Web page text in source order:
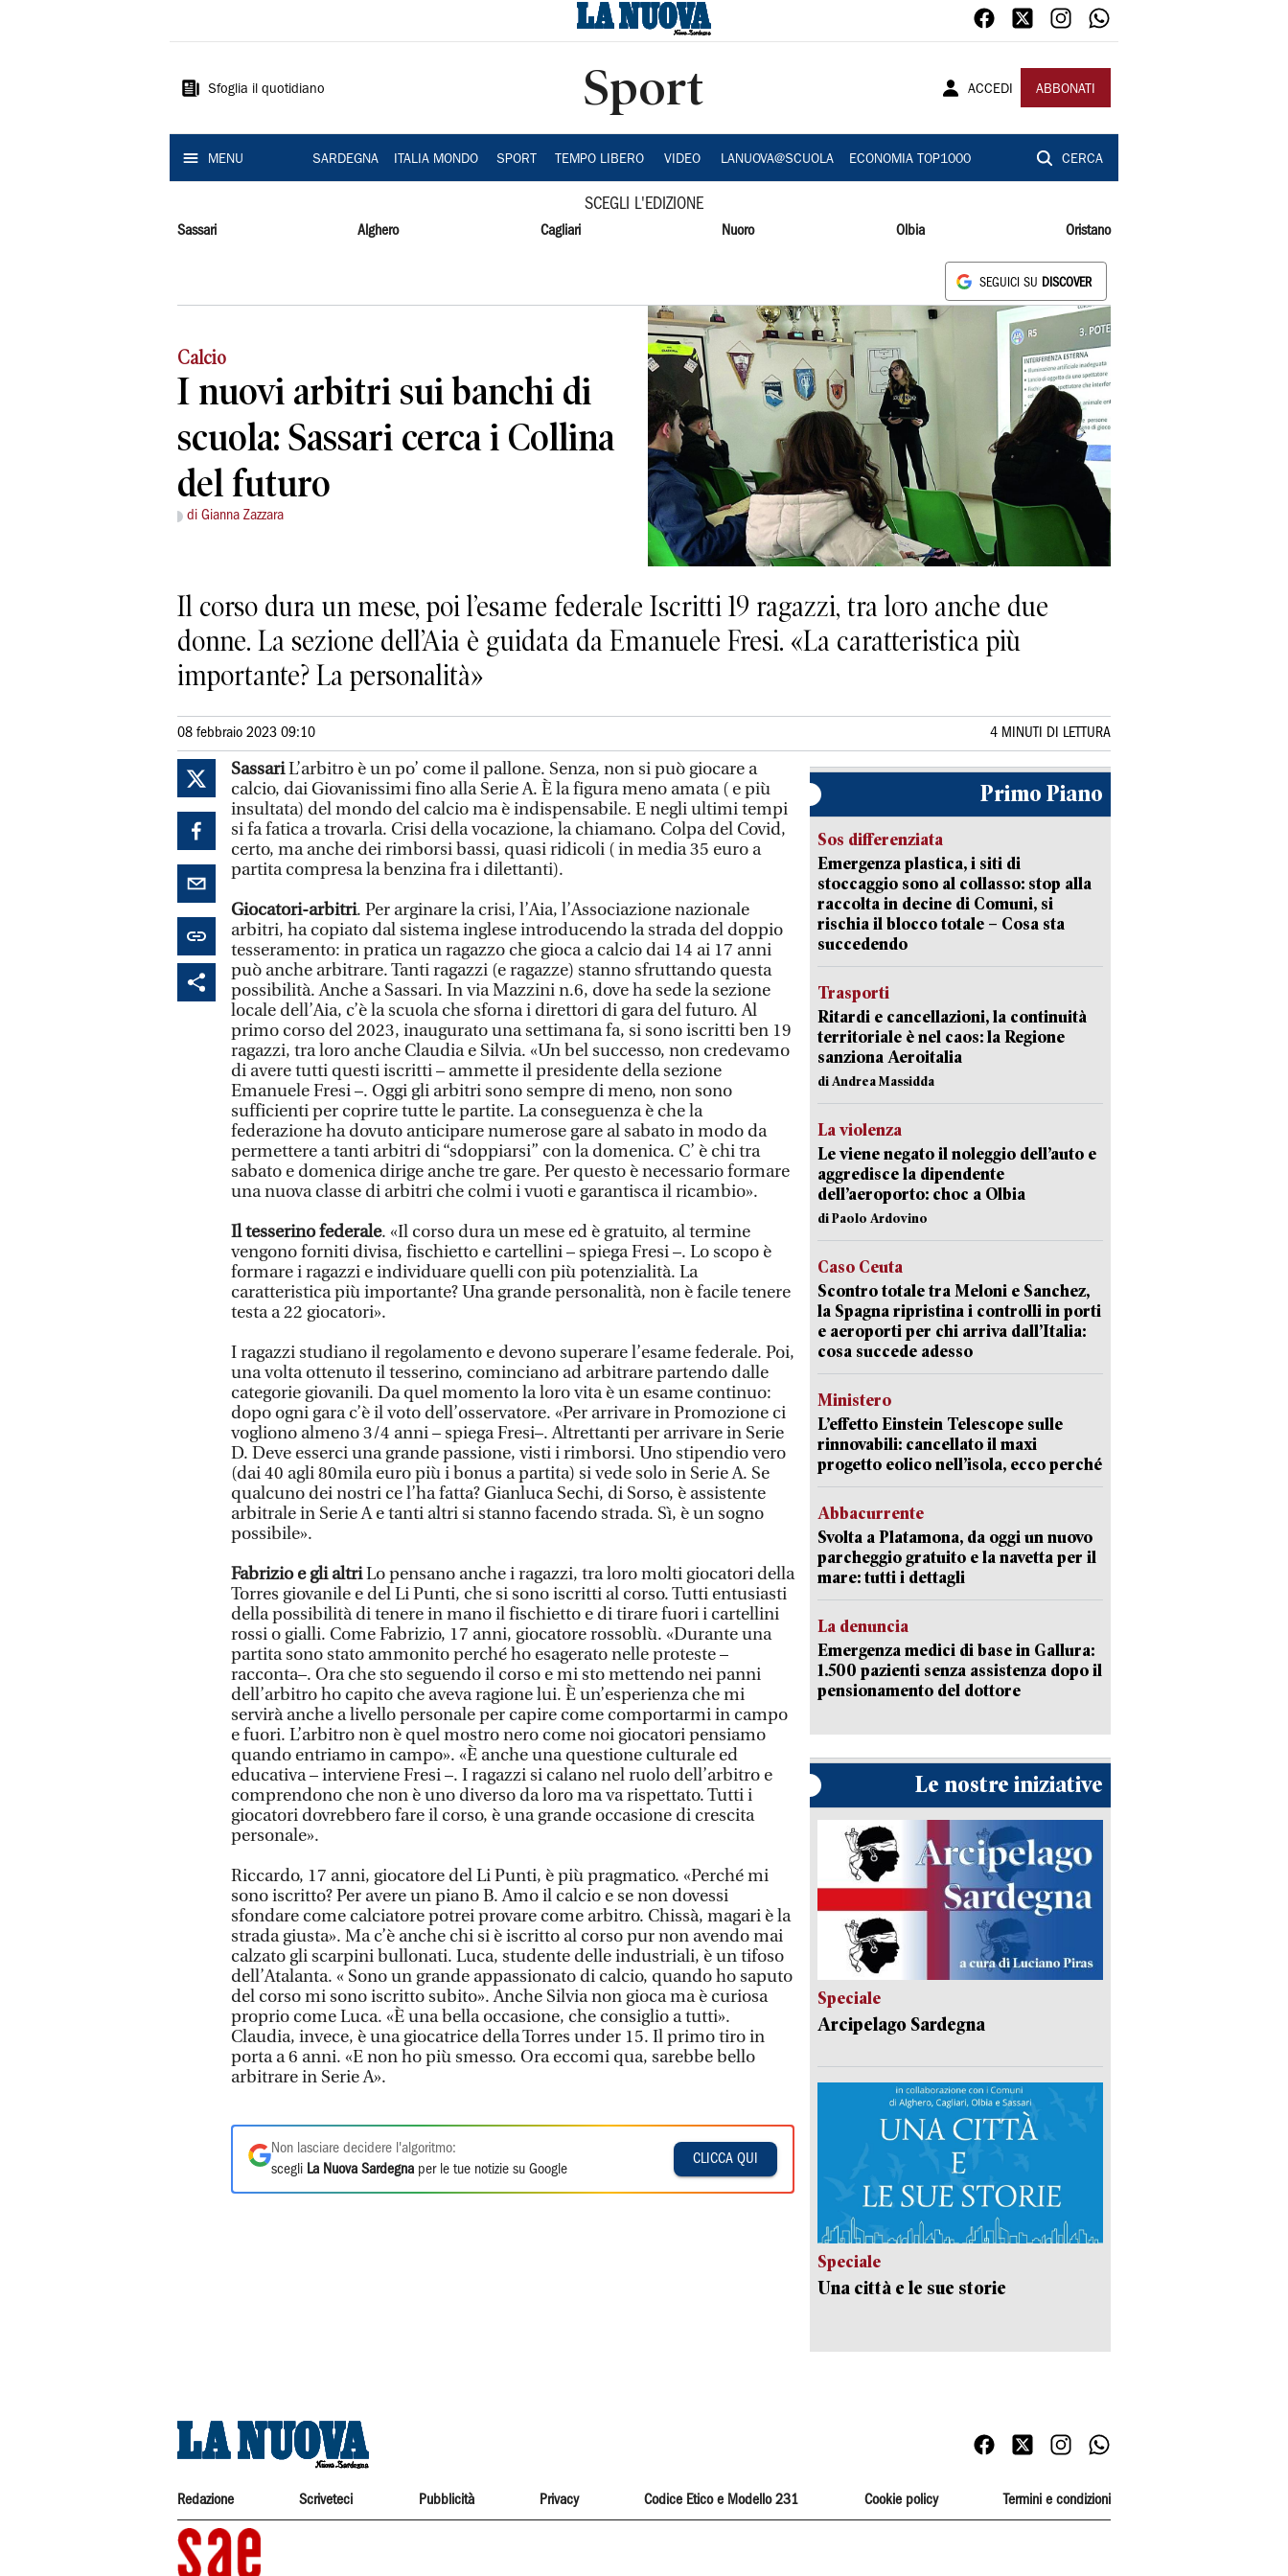
Sardegna
Sfoglia il quotidiano Sport ACCEDI ABBONATI
MENU SARDEGNA ITALIA MONDO SPORT TEMPO LIBERO VIDEO LANUOVA@SCUOLA ECONOMIA TOP1000 CERCA
SCEGLI L'EDIZIONE
Sassari Alghero Cagliari Nuoro Olbia Oristano
SEGUICI SU DISCOVER
Calcio
I nuovi arbitri sui banchi di
scuola: Sassari cerca i Collina
del futuro
di Gianna Zazzara
Il corso dura un mese, poi l’esame federale Iscritti 19 ragazzi, tra loro anche due
donne. La sezione dell’Aia è guidata da Emanuele Fresi. «La caratteristica più
importante? La personalità»
08 febbraio 2023 09:10 4 MINUTI DI LETTURA
SassariL’arbitro è un po’ come il pallone. Senza, non si può giocare a
calcio, dai Giovanissimi fino alla Serie A. È la figura meno amata ( e più
insultata) del mondo del calcio ma è indispensabile. E negli ultimi tempi
si fa fatica a trovarla. Crisi della vocazione, la chiamano. Colpa del Covid,
certo, ma anche dei rimborsi bassi, quasi ridicoli ( in media 35 euro a
partita compresa la benzina fra i dilettanti).
Giocatori-arbitri. Per arginare la crisi, l’Aia, l’Associazione nazionale
arbitri, ha copiato dal sistema inglese introducendo la strada del doppio
tesseramento: in pratica un ragazzo che gioca a calcio dai 14 ai 17 anni
può anche arbitrare. Tanti ragazzi (e ragazze) stanno sfruttando questa
possibilità. Anche a Sassari. In via Mazzini n.6, dove ha sede la sezione
locale dell’Aia, c’è la scuola che sforna i direttori di gara del futuro. Al
primo corso del 2023, inaugurato una settimana fa, si sono iscritti ben 19
ragazzi, tra loro anche Claudia e Silvia. «Un bel successo, non credevamo
di avere tutti questi iscritti – ammette il presidente della sezione
Emanuele Fresi –. Oggi gli arbitri sono sempre di meno, non sono
sufficienti per coprire tutte le partite. La conseguenza è che la
federazione ha dovuto anticipare numerose gare al sabato in modo da
permettere a tanti arbitri di “sdoppiarsi” con la domenica. C’ è chi tra
sabato e domenica dirige anche tre gare. Per questo è necessario formare
una nuova classe di arbitri che colmi i vuoti e garantisca il ricambio».
Iltesserino federale. «Il corso dura un mese ed è gratuito, al termine
vengono forniti divisa, fischietto e cartellini – spiega Fresi –. Lo scopo è
formare i ragazzi e individuare quelli con più potenzialità. La
caratteristica più importante? Una grande personalità, non è facile tenere
testa a 22 giocatori».
I ragazzi studiano il regolamento e devono superare l’esame federale. Poi,
una volta ottenuto il tesserino, cominciano ad arbitrare partendo dalle
categorie giovanili. Da quel momento la loro vita è un esame continuo:
dopo ogni gara c’è il voto dell’osservatore. «Per arrivare in Promozione ci
vogliono almeno 3/4 anni – spiega Fresi–. Altrettanti per arrivare in Serie
D. Deve esserci una grande passione, visti i rimborsi. Uno stipendio vero
(dai 40 agli 80mila euro più i bonus a partita) si vede solo in Serie A. Se
qualcuno dei nostri ce l’ha fatta? Gianluca Sechi, di Sorso, è assistente
arbitrale in Serie A e tanti altri si stanno facendo strada. Sì, è un sogno
possibile».
Fabrizio e gli altriLo pensano anche i ragazzi, tra loro molti giocatori della
Torres giovanile e del Li Punti, che si sono iscritti al corso. Tutti entusiasti
della possibilità di tenere in mano il fischietto e di tirare fuori i cartellini
rossi o gialli. Come Fabrizio, 17 anni, giocatore rossoblù. «Durante una
partita sono stato ammonito perché ho esagerato nelle proteste –
racconta–. Ora che sto seguendo il corso e mi sto mettendo nei panni
dell’arbitro ho capito che aveva ragione lui. È un’esperienza che mi
servirà anche a livello personale per capire come comportarmi in campo
e fuori. L’arbitro non è quel mostro nero come noi giocatori pensiamo
quando entriamo in campo». «È anche una questione culturale ed
educativa – interviene Fresi –. I ragazzi si calano nel ruolo dell’arbitro e
comprendono che non è uno diverso da loro ma va rispettato. Tutti i
giocatori dovrebbero fare il corso, è una grande occasione di crescita
personale».
Riccardo, 17 anni, giocatore del Li Punti, è più pragmatico. «Perché mi
sono iscritto? Per avere un piano B. Amo il calcio e se non dovessi
sfondare come calciatore potrei provare come arbitro. Chissà, magari è la
strada giusta». Ma c’è anche chi si è iscritto al corso pur non avendo mai
calzato gli scarpini bullonati. Luca, studente delle industriali, è un tifoso
dell’Atalanta. « Sono un grande appassionato di calcio, quando ho saputo
del corso mi sono iscritto subito». Anche Silvia non gioca ma è curiosa
proprio come Luca. «È una bella occasione, che consiglio a tutti».
Claudia, invece, è una giocatrice della Torres under 15. Il primo tiro in
porta a 6 anni. «E non ho più smesso. Ora eccomi qua, sarebbe bello
arbitrare in Serie A».
Non lasciare decidere l'algoritmo:
scegli La Nuova Sardegna per le tue notizie su Google
CLICCA QUI
Primo Piano
Sos differenziata
Emergenza plastica, i siti di
stoccaggio sono al collasso: stop alla
raccolta in decine di Comuni, si
rischia il blocco totale – Cosa sta
succedendo
Trasporti
Ritardi e cancellazioni, la continuità
territoriale è nel caos: la Regione
sanziona Aeroitalia
di Andrea Massidda
La violenza
Le viene negato il noleggio dell’auto e
aggredisce la dipendente
dell’aeroporto: choc a Olbia
di Paolo Ardovino
Caso Ceuta
Scontro totale tra Meloni e Sanchez,
la Spagna ripristina i controlli in porti
e aeroporti per chi arriva dall’Italia:
cosa succede adesso
Ministero
L’effetto Einstein Telescope sulle
rinnovabili: cancellato il maxi
progetto eolico nell’isola, ecco perché
Abbacurrente
Svolta a Platamona, da oggi un nuovo
parcheggio gratuito e la navetta per il
mare: tutti i dettagli
La denuncia
Emergenza medici di base in Gallura:
1.500 pazienti senza assistenza dopo il
pensionamento del dottore
Le nostre iniziative
Speciale
Arcipelago Sardegna
Speciale
Una città e le sue storie
Redazione Scriveteci Pubblicità Privacy Codice Etico e Modello 231 Cookie policy Termini e condizioni